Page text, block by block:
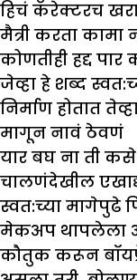
हिचं कॅरेक्टरच
मैत्री करता
कोणतीही हद्द
जेव्हा हे शब्द
निर्माण होतात
मागून नावं ठेवणं
यार बघ ना ती
चालणंदेखील
स्वत:च्या मागेपुढे
मेकअप थापलेला
कौतुक करून